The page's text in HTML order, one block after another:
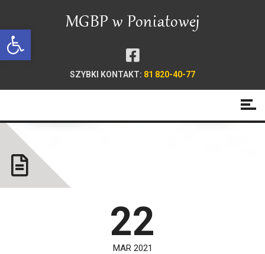
Open toolbar
SZYBKI KONTAKT: 81 820-40-77
22
MAR 2021